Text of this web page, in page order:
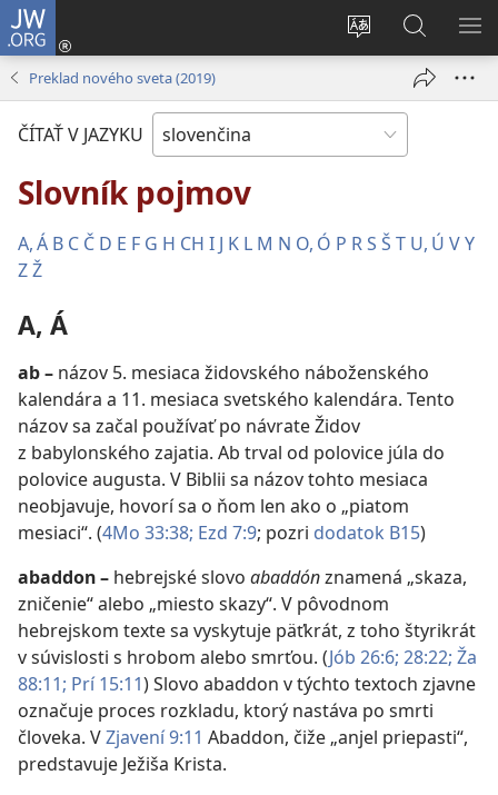
JW.ORG
Zmeniť
stránky
Prihlásiť
sa
okno)
na
JW.ORG
Preklad nového sveta (2019)
ČÍTAŤ V JAZYKU
Slovník pojmov
A, Á B C Č D E F G H CH I J K L M N O, Ó P RS Š T U, Ú VY
ZŽ
A, Á
ab– názov 5. mesiaca židovského náboženského
kalendára a 11. mesiaca svetského kalendára. Tento
názov sa začal používať po návrate Židov
z babylonského zajatia. Ab trval od polovice júla do
polovice augusta. V Biblii sa názov tohto mesiaca
neobjavuje, hovorí sa o ňom len ako o „piatom
mesiaci“. (4Mo 33:38; Ezd 7:9; pozri dodatok B15)
abaddon– hebrejské slovo abaddónznamená „skaza,
zničenie“ alebo „miesto skazy“. V pôvodnom
hebrejskom texte sa vyskytuje päťkrát, z toho štyrikrát
v súvislosti s hrobom alebo smrťou. (Jób 26:6; 28:22; Ža
88:11; Prí 15:11) Slovo abaddon v týchto textoch zjavne
označuje proces rozkladu, ktorý nastáva po smrti
človeka. VZjavení 9:11 Abaddon, čiže „anjel priepasti“,
predstavuje Ježiša Krista.